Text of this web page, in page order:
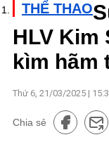
THỂ THAO
HLV Kim
kìm hãm
Thứ 6, 21/03/2025 |
Chia sẻ